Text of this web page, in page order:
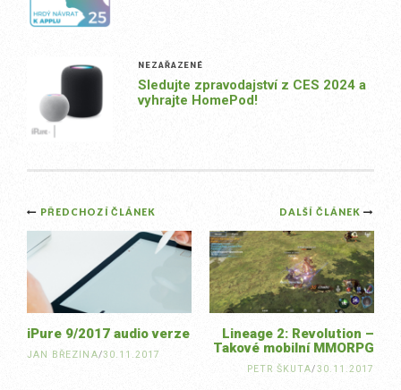
NEZAŘAZENÉ
Sledujte zpravodajství z CES 2024 a
vyhrajte HomePod!
Post
navigation
DALŠÍ ČLÁNEK
Lineage 2: Revolution –
Takové mobilní MMORPG
PETR ŠKUTA/30.11.2017
PŘEDCHOZÍ ČLÁNEK
iPure 9/2017 audio verze
JAN BŘEZINA/30.11.2017